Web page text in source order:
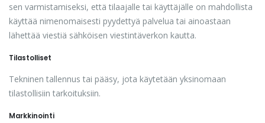
sen varmistamiseksi, että tilaajalle tai käyttäjälle on mahdollista
käyttää nimenomaisesti pyydettyä palvelua tai ainoastaan
lähettää viestiä sähköisen viestintäverkon kautta.
Tilastolliset
Tekninen tallennus tai pääsy, jota käytetään yksinomaan
tilastollisiin tarkoituksiin.
Markkinointi